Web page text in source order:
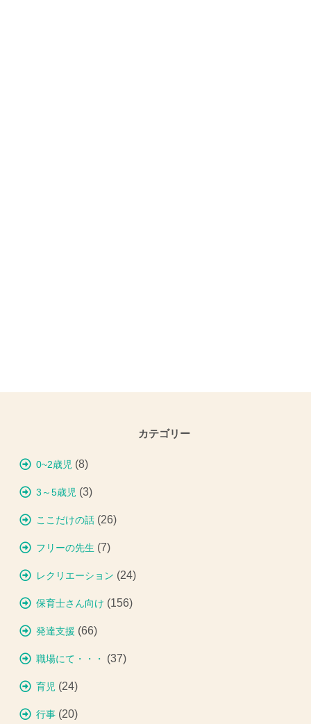
カテゴリー
0~2歳児 (8)
3～5歳児 (3)
ここだけの話 (26)
フリーの先生 (7)
レクリエーション (24)
保育士さん向け (156)
発達支援 (66)
職場にて・・・ (37)
育児 (24)
行事 (20)